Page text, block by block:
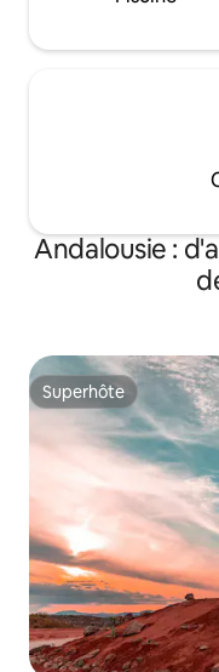
Andalousie :
Superhôte
Superhôte